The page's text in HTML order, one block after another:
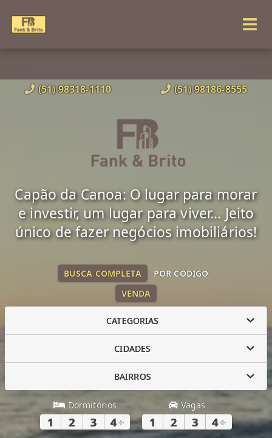
(51) 98318-1110 (51) 98186-8555
Capão da Canoa: O lugar para morar
e investir, um lugar para viver... Jeito
único de fazer negócios imobiliários!
VENDA
BUSCA COMPLETA POR CÓDIGO
CATEGORIAS
CIDADES
BAIRROS
Dormitórios
1 2 3 4+
Vagas
1 2 3 4+